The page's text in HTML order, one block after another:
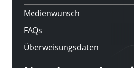
Medienwunsch
FAQs
Überweisungsdaten